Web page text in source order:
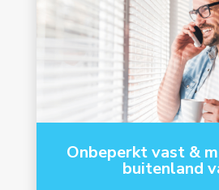
Onbeperkt vast &
buitenland